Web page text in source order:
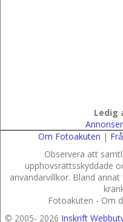
Ledig
Om Fotoakuten |
Observera att
upphovsrättsskyddade
användarvillkor. Bland
Fotoakuten - Om
© 2005- 2026 Inskrift